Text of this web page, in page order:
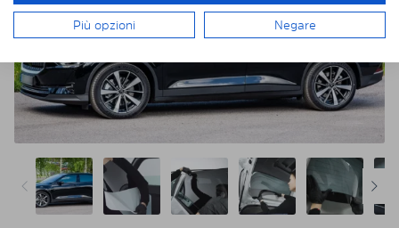
Più opzioni Negare